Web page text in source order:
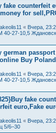
fake counterfeit
for
« Вчера,
40-27-10,5
german
Buy
« Вчера,
40-27-10,5
fake
euro,Fake
« Вчера,
5/6–30